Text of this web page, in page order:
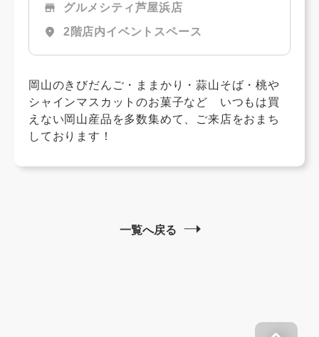
store グルメシティ芦屋浜店
location_on 2階店内イベントスペース
岡山のきびだんご・ままかり・蒜山そば・桃や
シャインマスカットのお菓子など いつもは買
えない岡山産品を多数集めて、ご来店をおまち
しております！
一覧へ戻る